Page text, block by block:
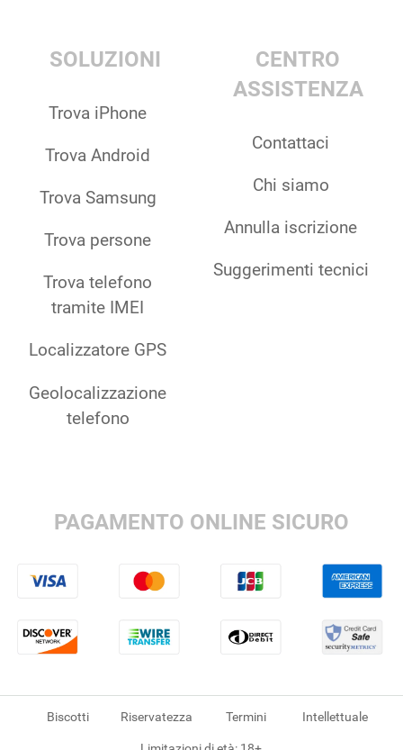
SOLUZIONI
Trova iPhone
Trova Android
Trova Samsung
Trova persone
Trova telefono
tramite IMEI
Localizzatore GPS
Geolocalizzazione
telefono
CENTRO
ASSISTENZA
Contattaci
Chi siamo
Annulla iscrizione
Suggerimenti tecnici
PAGAMENTO ONLINE SICURO
Biscotti Riservatezza Termini Intellettuale